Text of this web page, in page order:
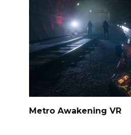
Metro Awakening VR